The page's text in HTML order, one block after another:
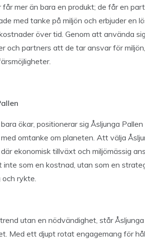
mer än bara en produkt; de får en
med tanke på miljön och erbjuder en
över tid. Genom att använda
och partners att de tar ansvar för
ökar, positionerar sig Åsljunga Pallen
omtanke om planeten. Att välja
ekonomisk tillväxt och miljömässig
som en kostnad, utan som en
rykte.
utan en nödvändighet, står
Med ett djupt rotat engagemang för